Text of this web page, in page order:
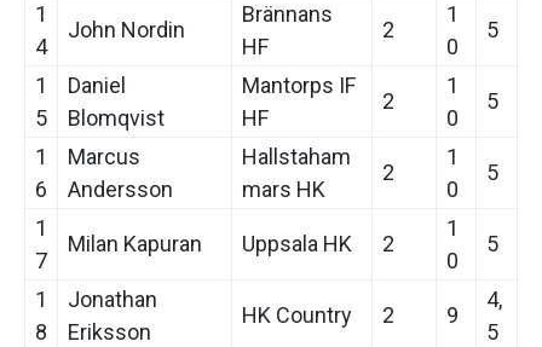
1
4
John Nordin
Brännans
HF
2
1
0
5
1
5
Daniel
Blomqvist
Mantorps IF
HF
2
1
0
5
1
6
Marcus
Andersson
Hallstaham
mars HK
2
1
0
5
1
7
Milan Kapuran Uppsala HK 2
1
0
5
1
8
Jonathan
Eriksson
HK Country 2 9
4,
5